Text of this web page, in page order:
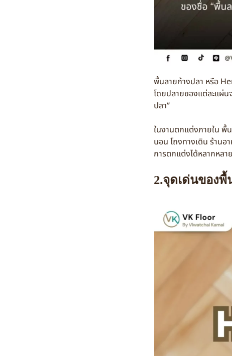
พื้นลายก้างปลา หรือ
โดยปลายของแต่ละแผ่
ปลา”
ในงานตกแต่งภายใน พื้
นอน โถงทางเดิน ร้านอ
การตกแต่งได้หลากหลาย
2.จุดเด่นของพื้